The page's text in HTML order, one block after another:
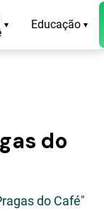
▾ Educação ▾
do
do Café"